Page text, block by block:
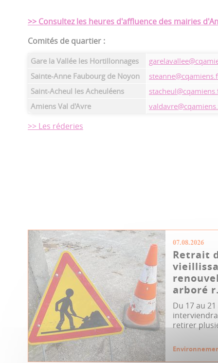
>> Consultez les heures d'affluence des mairies
Comités de quartier :
Gare la Vallée les Hortillonnages
Sainte-Anne Faubourg de Noyon
Saint-Acheul les Acheuléens
Amiens Val d'Avre
>> Les réderies
07.08.2026
Retrait
arboré
Du 17 au
retirer